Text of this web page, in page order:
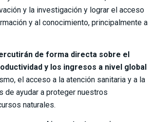
y la investigación y lograr el acceso
y al conocimiento, principalmente a
de forma directa sobre el
y los ingresos a nivel global
el acceso a la atención sanitaria y a la
de ayudar a proteger nuestros
naturales.